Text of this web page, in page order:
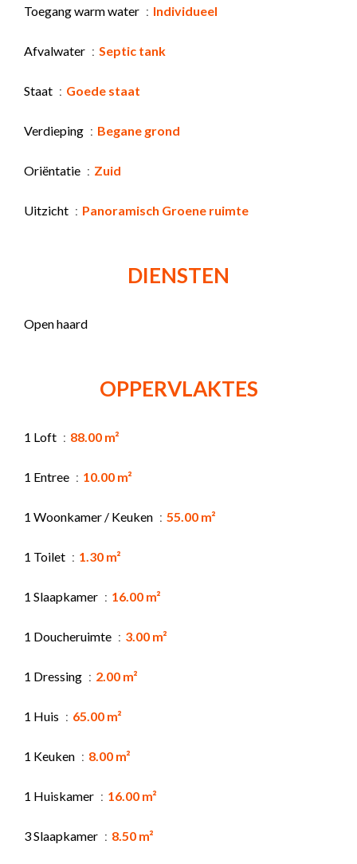
Toegang warm water Individueel
Afvalwater Septic tank
Staat Goede staat
Verdieping Begane grond
Oriëntatie Zuid
Uitzicht Panoramisch Groene ruimte
DIENSTEN
Open haard
OPPERVLAKTES
1 Loft 88.00 m²
1 Entree 10.00 m²
1 Woonkamer / Keuken 55.00 m²
1 Toilet 1.30 m²
1 Slaapkamer 16.00 m²
1 Doucheruimte 3.00 m²
1 Dressing 2.00 m²
1 Huis 65.00 m²
1 Keuken 8.00 m²
1 Huiskamer 16.00 m²
3 Slaapkamer 8.50 m²